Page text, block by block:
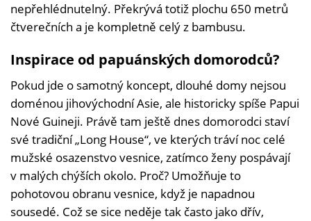
nepřehlédnutelný. Překrývá totiž plochu 650 metrů
čtverečních a je kompletně celý z bambusu.
Inspirace od papuánských domorodců?
Pokud jde o samotný koncept, dlouhé domy nejsou
doménou jihovýchodní Asie, ale historicky spíše Papui
Nové Guineji. Právě tam ještě dnes domorodci staví
své tradiční „Long House“, ve kterých tráví noc celé
mužské osazenstvo vesnice, zatímco ženy pospávají
v malých chýších okolo. Proč? Umožňuje to
pohotovou obranu vesnice, když je napadnou
sousedé. Což se sice neděje tak často jako dřív,